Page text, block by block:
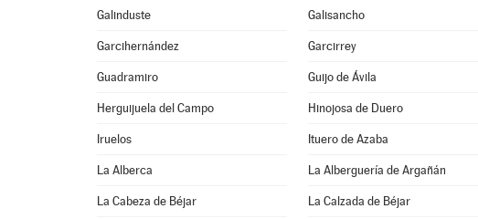
Galinduste Galisancho
Garcihernández Garcirrey
Guadramiro Guijo de Ávila
Herguijuela del Campo Hinojosa de Duero
Iruelos Ituero de Azaba
La Alberca La Alberguería de Argañán
La Cabeza de Béjar La Calzada de Béjar